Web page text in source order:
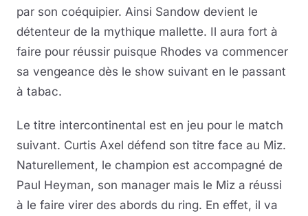
par son coéquipier. Ainsi Sandow devient le
détenteur de la mythique mallette. Il aura fort à
faire pour réussir puisque Rhodes va commencer
sa vengeance dès le show suivant en le passant
à tabac.
Le titre intercontinental est en jeu pour le match
suivant. Curtis Axel défend son titre face au Miz.
Naturellement, le champion est accompagné de
Paul Heyman, son manager mais le Miz a réussi
à le faire virer des abords du ring. En effet, il va